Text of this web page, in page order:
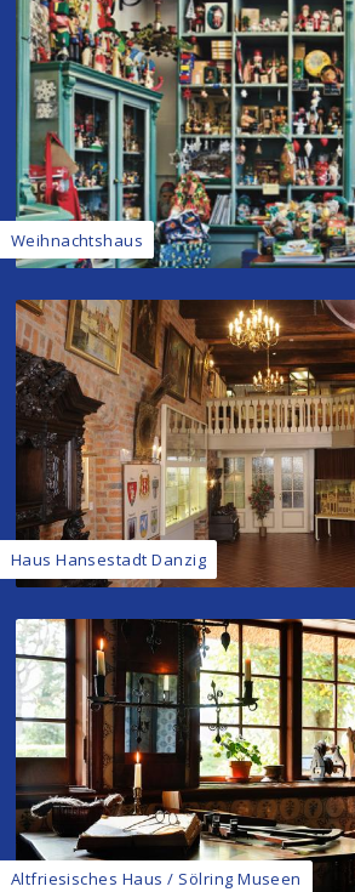
Weihnachtshaus
Haus Hansestadt Danzig
Altfriesisches Haus / Sölring Museen